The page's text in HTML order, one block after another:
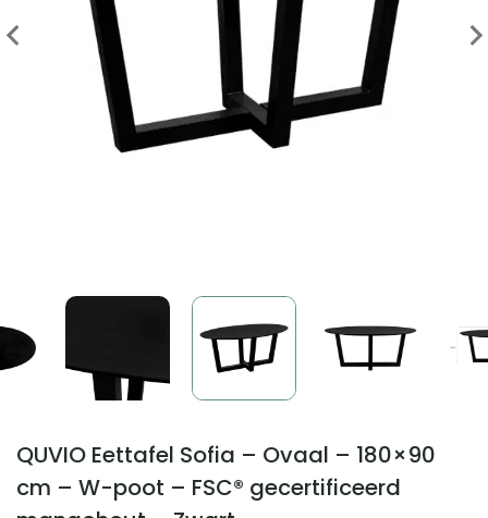
QUVIO Eettafel Sofia – Ovaal – 180×90
cm – W-poot – FSC® gecertificeerd